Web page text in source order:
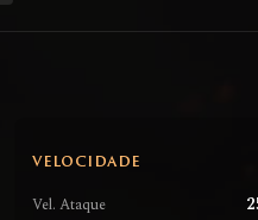
VELOCIDADE
Vel. Ataque